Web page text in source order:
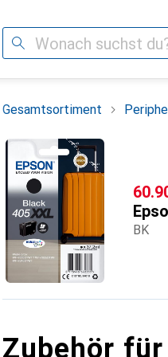
Suche
Gesamtsortiment
CHF
BK
Zubehör